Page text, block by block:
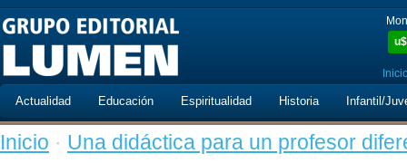
u$
Actualidad Educación Espiritualidad Historia Infantil/
Inicio · Una didáctica para un profesor